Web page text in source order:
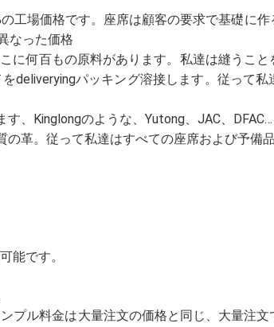
工場価格です。座席は顧客の要求で基礎に
なった価格
に何百もの原料があります。私達は縫うこと
deliveryingパッキング溶接します。従って私
、Kinglongのような、Yutong、JAC、DFAC…
革。従って私達はすべての座席および予備
能です。
プル料金は大量注文の価格と同じ、大量注